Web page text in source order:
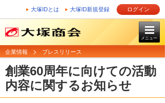
大塚IDとは 大塚ID新規登録 ログイン
メニュー
企業情報 プレスリリース
創業60周年に向けての活動
内容に関するお知らせ